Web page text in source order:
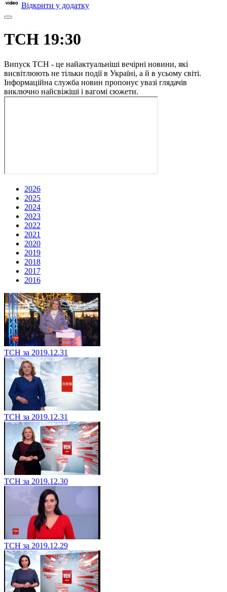
Відкрити у додатку
ТСН 19:30
Випуск ТСН - це найактуальніші вечірні новини, які
висвітлюють не тільки події в Україні, а й в усьому світі.
Інформаційна служба новин пропонує увазі глядачів
виключно найсвіжіші і вагомі сюжети.
2026
2025
2024
2023
2022
2021
2020
2019
2018
2017
2016
ТСН за 2019.12.31
ТСН за 2019.12.31
ТСН за 2019.12.30
ТСН за 2019.12.29